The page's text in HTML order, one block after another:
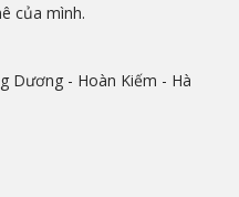
của mình.
Dương - Hoàn Kiếm - Hà